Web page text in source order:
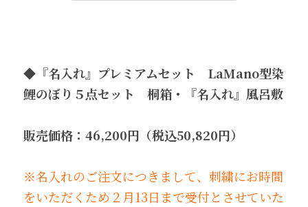
◆ 『名入れ』プレミアムセット　LaMano型染
鯉のぼり５点セット　桐箱・『名入れ』風呂敷
販売価格：46,200円（税込50,820円）
※名入れのご注文につきまして、刺繍にお時間
をいただくため２月13日まで受付とさせていた